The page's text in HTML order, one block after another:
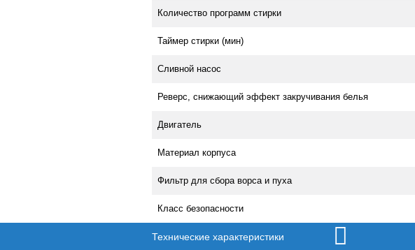
Количество программ стирки
Таймер стирки (мин)
Сливной насос
Реверс, снижающий эффект закручивания белья
Двигатель
Материал корпуса
Фильтр для сбора ворса и пуха
Класс безопасности
Технические характеристики